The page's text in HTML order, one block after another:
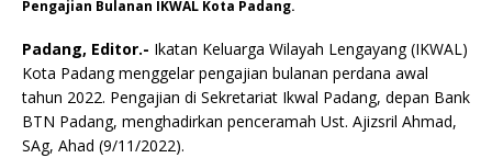
Pengajian Bulanan IKWAL Kota Padang.
Padang, Editor.- Ikatan Keluarga Wilayah Lengayang (IKWAL)
Kota Padang menggelar pengajian bulanan perdana awal
tahun 2022. Pengajian di Sekretariat Ikwal Padang, depan Bank
BTN Padang, menghadirkan penceramah Ust. Ajizsril Ahmad,
SAg, Ahad (9/11/2022).